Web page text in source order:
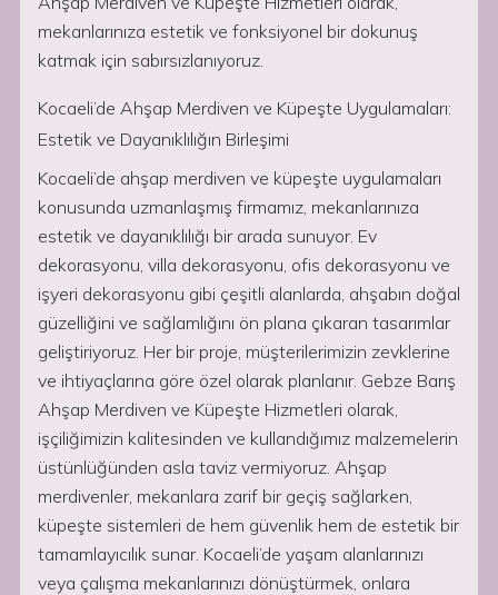
mekanlarınıza estetik ve fonksiyonel bir dokunuş
katmak için sabırsızlanıyoruz.
Kocaeli’de Ahşap Merdiven ve Küpeşte Uygulamaları:
Estetik ve Dayanıklılığın Birleşimi
Kocaeli’de ahşap merdiven ve küpeşte uygulamaları
konusunda uzmanlaşmış firmamız, mekanlarınıza
estetik ve dayanıklılığı bir arada sunuyor. Ev
dekorasyonu, villa dekorasyonu, ofis dekorasyonu ve
işyeri dekorasyonu gibi çeşitli alanlarda, ahşabın doğal
güzelliğini ve sağlamlığını ön plana çıkaran tasarımlar
geliştiriyoruz. Her bir proje, müşterilerimizin zevklerine
ve ihtiyaçlarına göre özel olarak planlanır. Gebze Barış
Ahşap Merdiven ve Küpeşte Hizmetleri olarak,
işçiliğimizin kalitesinden ve kullandığımız malzemelerin
üstünlüğünden asla taviz vermiyoruz. Ahşap
merdivenler, mekanlara zarif bir geçiş sağlarken,
küpeşte sistemleri de hem güvenlik hem de estetik bir
tamamlayıcılık sunar. Kocaeli’de yaşam alanlarınızı
veya çalışma mekanlarınızı dönüştürmek, onlara